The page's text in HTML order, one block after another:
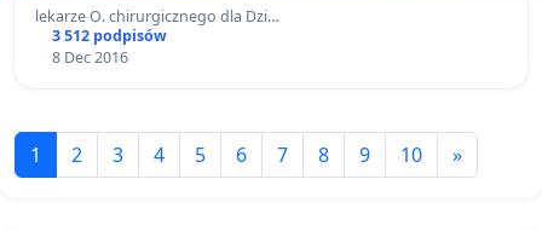
lekarze O. chirurgicznego dla Dzi…
3 512 podpisów
8 Dec 2016
1 2 3 4 5 6 7 8 9 10 »